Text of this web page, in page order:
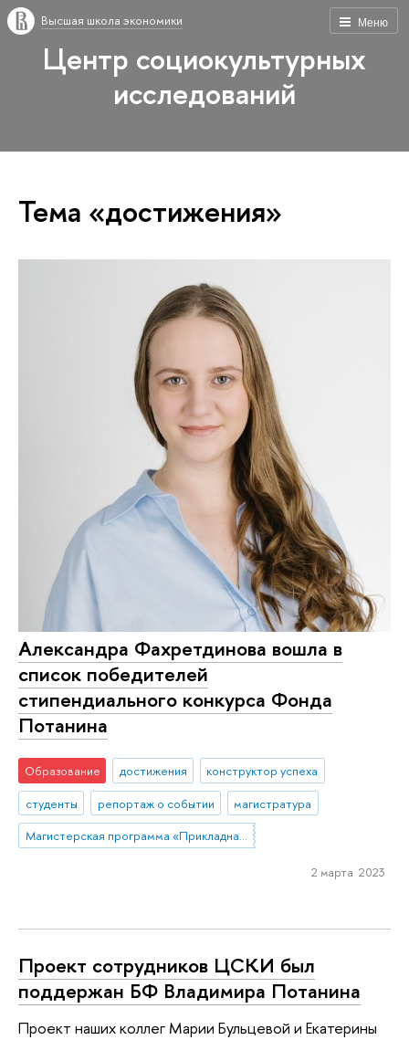
Меню
Высшая школа экономики
Центр социокультурных
исследований
Тема «достижения»
Александра Фахретдинова вошла в
список победителей
стипендиального конкурса Фонда
Потанина
Образование достижения
конструктор успеха
студенты
репортаж о событии
магистратура
Магистерская программа «Прикладная социальная психология»
2 марта 2023
Проект сотрудников ЦСКИ был
поддержан БФ Владимира Потанина
Проект наших коллег Марии Бульцевой и Екатерины